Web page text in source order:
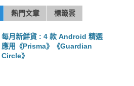
熱門文章 標籤雲
每月新鮮貨 : 4 款 Android 精選
應用《Prisma》《Guardian
Circle》